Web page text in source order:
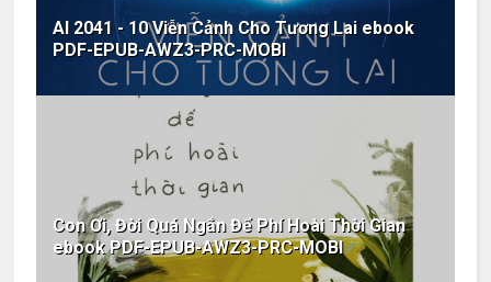
AI 2041 - 10 Viễn Cảnh Cho Tương Lai ebook
PDF-EPUB-AWZ3-PRC-MOBI
Con Ơi, Đời Quá Ngắn Để Phí Hoài Thời Gian
ebook PDF-EPUB-AWZ3-PRC-MOBI